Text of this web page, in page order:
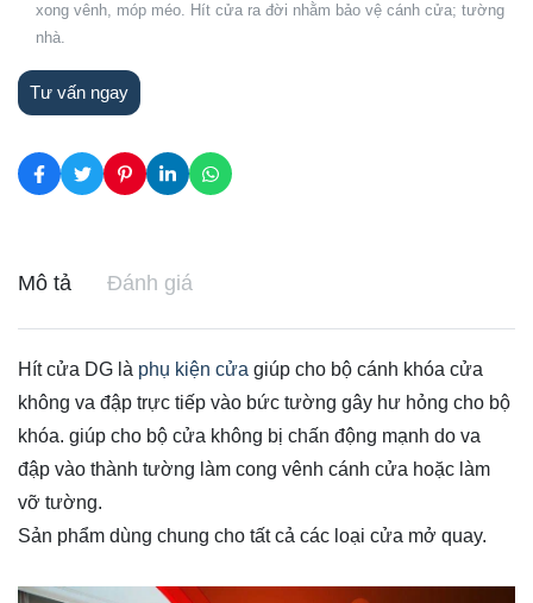
xong vênh, móp méo. Hít cửa ra đời nhằm bảo vệ cánh cửa; tường
nhà.
Tư vấn ngay
Mô tả Đánh giá
Hít cửa DG là phụ kiện cửa giúp cho bộ cánh khóa cửa
không va đập trực tiếp vào bức tường gây hư hỏng cho bộ
khóa. giúp cho bộ cửa không bị chấn động mạnh do va
đập vào thành tường làm cong vênh cánh cửa hoặc làm
vỡ tường.
Sản phẩm dùng chung cho tất cả các loại cửa mở quay.